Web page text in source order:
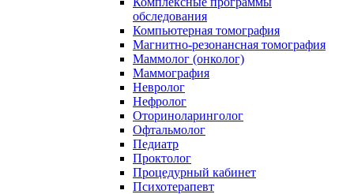
обследования
Компьютерная томография
Магнитно-резонансная томография
Маммолог (онколог)
Маммография
Невролог
Нефролог
Оториноларинголог
Офтальмолог
Педиатр
Проктолог
Процедурный кабинет
Психотерапевт